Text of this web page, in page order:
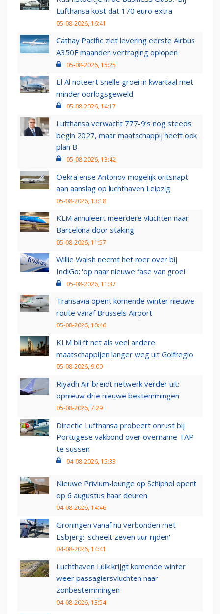
Lufthansa kost dat 170 euro extra
05-08-2026, 16:41
Cathay Pacific ziet levering eerste Airbus
A350F maanden vertraging oplopen
05-08-2026, 15:25
El Al noteert snelle groei in kwartaal met
minder oorlogsgeweld
05-08-2026, 14:17
Lufthansa verwacht 777-9’s nog steeds
begin 2027, maar maatschappij heeft ook
plan B
05-08-2026, 13:42
Oekraïense Antonov mogelijk ontsnapt
aan aanslag op luchthaven Leipzig
05-08-2026, 13:18
KLM annuleert meerdere vluchten naar
Barcelona door staking
05-08-2026, 11:57
Willie Walsh neemt het roer over bij
IndiGo: 'op naar nieuwe fase van groei'
05-08-2026, 11:37
Transavia opent komende winter nieuwe
route vanaf Brussels Airport
05-08-2026, 10:46
KLM blijft net als veel andere
maatschappijen langer weg uit Golfregio
05-08-2026, 9:00
Riyadh Air breidt netwerk verder uit:
opnieuw drie nieuwe bestemmingen
05-08-2026, 7:29
Directie Lufthansa probeert onrust bij
Portugese vakbond over overname TAP
te sussen
04-08-2026, 15:33
Nieuwe Privium-lounge op Schiphol opent
op 6 augustus haar deuren
04-08-2026, 14:46
Groningen vanaf nu verbonden met
Esbjerg: 'scheelt zeven uur rijden'
04-08-2026, 14:41
Luchthaven Luik krijgt komende winter
weer passagiersvluchten naar
zonbestemmingen
04-08-2026, 13:54